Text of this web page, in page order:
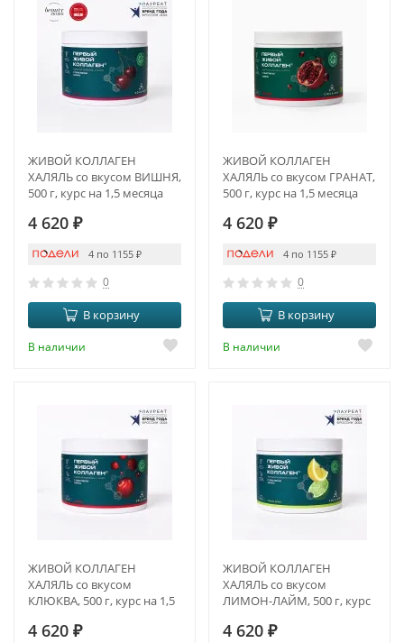
ЖИВОЙ КОЛЛАГЕН
ХАЛЯЛЬ со вкусом ВИШНЯ,
500 г, курс на 1,5 месяца
4 620 ₽
4 по 1155 ₽
0
В корзину
В наличии
ЖИВОЙ КОЛЛАГЕН
ХАЛЯЛЬ со вкусом ГРАНАТ,
500 г, курс на 1,5 месяца
4 620 ₽
4 по 1155 ₽
0
В корзину
В наличии
ЖИВОЙ КОЛЛАГЕН
ХАЛЯЛЬ со вкусом
КЛЮКВА, 500 г, курс на 1,5
4 620 ₽
ЖИВОЙ КОЛЛАГЕН
ХАЛЯЛЬ со вкусом
ЛИМОН-ЛАЙМ, 500 г, курс
4 620 ₽